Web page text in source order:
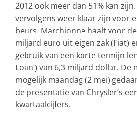
2012 ook meer dan 51% kan
vervolgens weer klaar zijn voor
beurs. Marchionne haalt voor
miljard euro uit eigen zak (Fiat)
gebruik van een korte termijn
Loan’) van 6,3 miljard dollar. De
mogelijk maandag (2 mei)
de presentatie van Chrysler’s
kwartaalcijfers.